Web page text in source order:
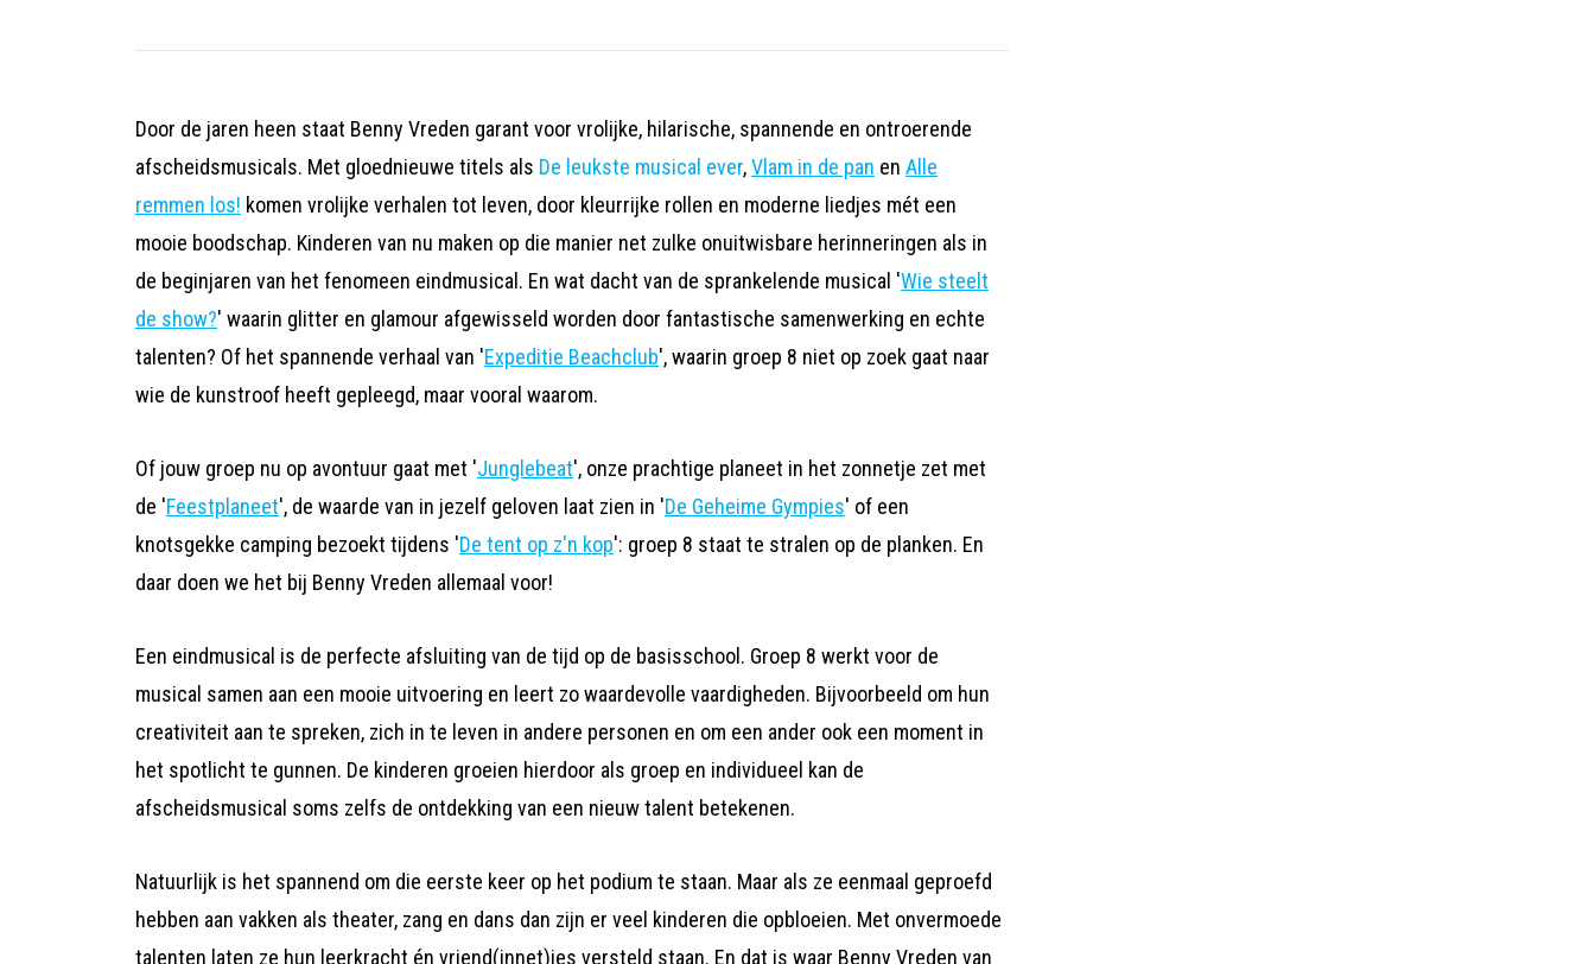
Door de jaren heen staat Benny Vreden garant voor vrolijke, hilarische, spannende en ontroerende
afscheidsmusicals. Met gloednieuwe titels als De leukste musical ever,Vlam in de pan en Alle
remmen los! komen vrolijke verhalen tot leven, door kleurrijke rollen en moderne liedjes mét een
mooie boodschap. Kinderen van nu maken op die manier net zulke onuitwisbare herinneringen als in
de beginjaren van het fenomeen eindmusical. En wat dacht van de sprankelende musical 'Wie steelt
de show?' waarin glitter en glamour afgewisseld worden door fantastische samenwerking en echte
talenten? Of het spannende verhaal van 'Expeditie Beachclub', waarin groep 8 niet op zoek gaat naar
wie de kunstroof heeft gepleegd, maar vooral waarom.
Of jouw groep nu op avontuur gaat met 'Junglebeat', onze prachtige planeet in het zonnetje zet met
de 'Feestplaneet', de waarde van in jezelf geloven laat zien in 'De Geheime Gympies' of een
knotsgekke camping bezoekt tijdens 'De tent op z'n kop': groep 8 staat te stralen op de planken. En
daar doen we het bij Benny Vreden allemaal voor!
Een eindmusical is de perfecte afsluiting van de tijd op de basisschool. Groep 8 werkt voor de
musical samen aan een mooie uitvoering en leert zo waardevolle vaardigheden. Bijvoorbeeld om hun
creativiteit aan te spreken, zich in te leven in andere personen en om een ander ook een moment in
het spotlicht te gunnen. De kinderen groeien hierdoor als groep en individueel kan de
afscheidsmusical soms zelfs de ontdekking van een nieuw talent betekenen.
Natuurlijk is het spannend om die eerste keer op het podium te staan. Maar als ze eenmaal geproefd
hebben aan vakken als theater, zang en dans dan zijn er veel kinderen die opbloeien. Met onvermoede
talenten laten ze hun leerkracht én vriend(innet)jes versteld staan. En dat is waar Benny Vreden van